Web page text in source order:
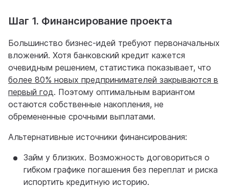
Шаг 1. Финансирование проекта
Большинство бизнес-идей требуют первоначальных
вложений. Хотя банковский кредит кажется
очевидным решением, статистика показывает, что
более 80% новых предпринимателей закрываются в
первый год. Поэтому оптимальным вариантом
остаются собственные накопления, не
обремененные срочными выплатами.
Альтернативные источники финансирования:
Займ у близких. Возможность договориться о
гибком графике погашения без переплат и риска
испортить кредитную историю.